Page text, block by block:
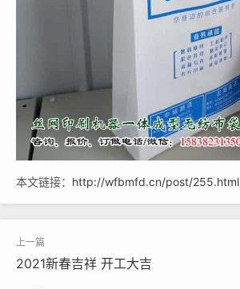
本文链接： http://wfbmfd.cn/post/255.html
2021新春吉祥 开工大吉